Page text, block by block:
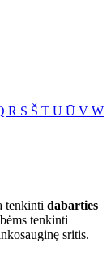
R S Š T U Ū V W
tenkinti dabarties
tenkinti
sritis.